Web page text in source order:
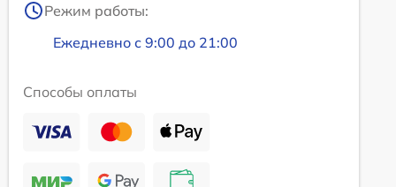
Режим работы:
Ежедневно с 9:00 до 21:00
Способы оплаты